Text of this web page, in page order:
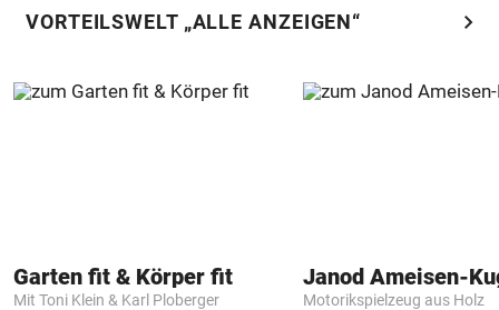
VORTEILSWELT „ALLE ANZEIGEN“ chevron_right
Garten fit & Körper fit
Mit Toni Klein & Karl Ploberger
Janod Ameisen-
Motorikspielzeug aus Holz